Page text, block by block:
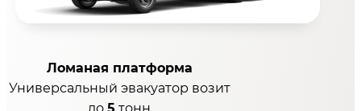
Ломаная платформа
Универсальный эвакуатор возит
до 5 тонн